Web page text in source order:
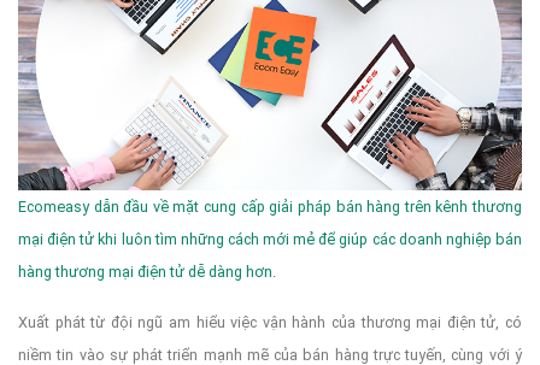
To fix it you can:
1. In the Slider Settings -> Troubleshooting set option:Put
JS Includes To Bodyoption to true.
Ecomeasy dẫn đầu về mặt cung cấp giải pháp bán hàng trên kênh thương
mại điện tử khi luôn tìm những cách mới mẻ để giúp các doanh nghiệp bán
hàng thương mại điện tử dễ dàng hơn.
Xuất phát từ đội ngũ am hiểu việc vận hành của thương mại điện tử, có
niềm tin vào sự phát triển mạnh mẽ của bán hàng trực tuyến, cùng với ý